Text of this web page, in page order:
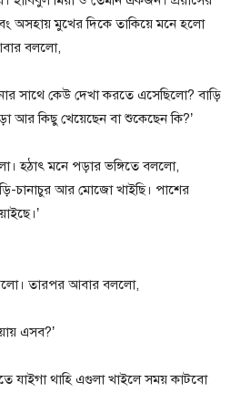
অসহায় মুখের দিকে তাকিয়ে মনে হলো
বললো,
সাথে কেউ দেখা করতে এসেছিলো? বাড়ি
আর কিছু খেয়েছেন বা শুকেছেন কি?’
হঠাৎ মনে পড়ার ভঙ্গিতে বললো,
চানাচুর আর মোজো খাইছি। পাশের
তারপর আবার বললো,
এসব?’
যাইগা থাহি এগুলা খাইলে সময় কাটবো